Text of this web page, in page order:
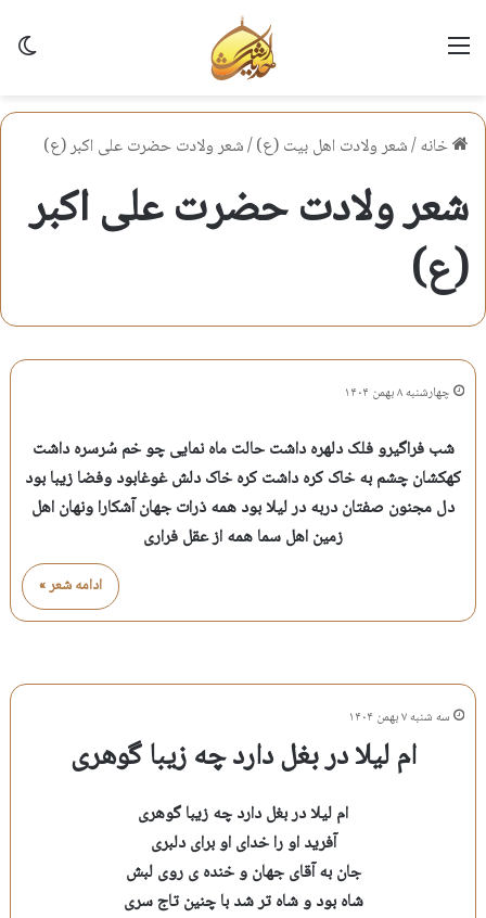
منو
خانه/شعر ولادت اهل بيت (ع)/شعر ولادت حضرت علی اكبر (ع)
شعر ولادت حضرت علی اكبر
(ع)
چهارشنبه ۸ بهمن ۱۴۰۴
شب فراگیرو فلک دلهره داشت حالت ماه نمایی چو خم سُرسره داشت
کهکشان چشم به خاک کره داشت کره خاک دلش غوغابود وفضا زیبا بود
دل مجنون صفتان دربه در لیلا بود همه ذرات جهان آشکارا ونهان اهل
زمین اهل سما همه از عقل فراری
ادامه شعر »
سه شنبه ۷ بهمن ۱۴۰۴
ام لیلا در بغل دارد چه زیبا گوهری
ام لیلا در بغل دارد چه زیبا گوهری
آفرید او را خدای او برای دلبری
جان به آقای جهان و خنده ی روی لبش
شاه بود و شاه تر شد با چنین تاج سری